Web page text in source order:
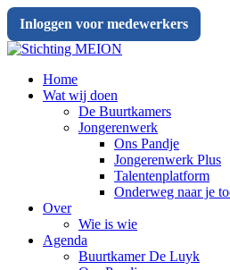
Inloggen voor medewerkers
Home
Wat wij doen
De Buurtkamers
Jongerenwerk
Ons Pandje
Jongerenwerk Plus
Talentenplatform
Onderweg naar je
Over
Wie is wie
Agenda
Buurtkamer De Luyk